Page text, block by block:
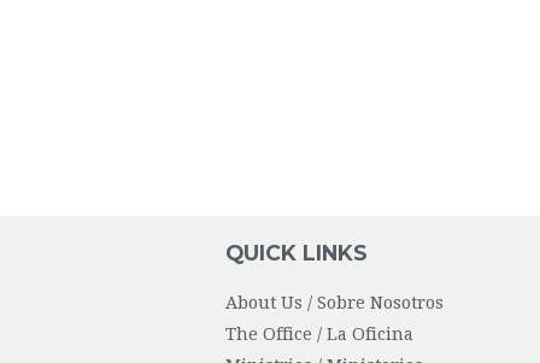
QUICK LINKS
About Us / Sobre Nosotros
The Office / La Oficina